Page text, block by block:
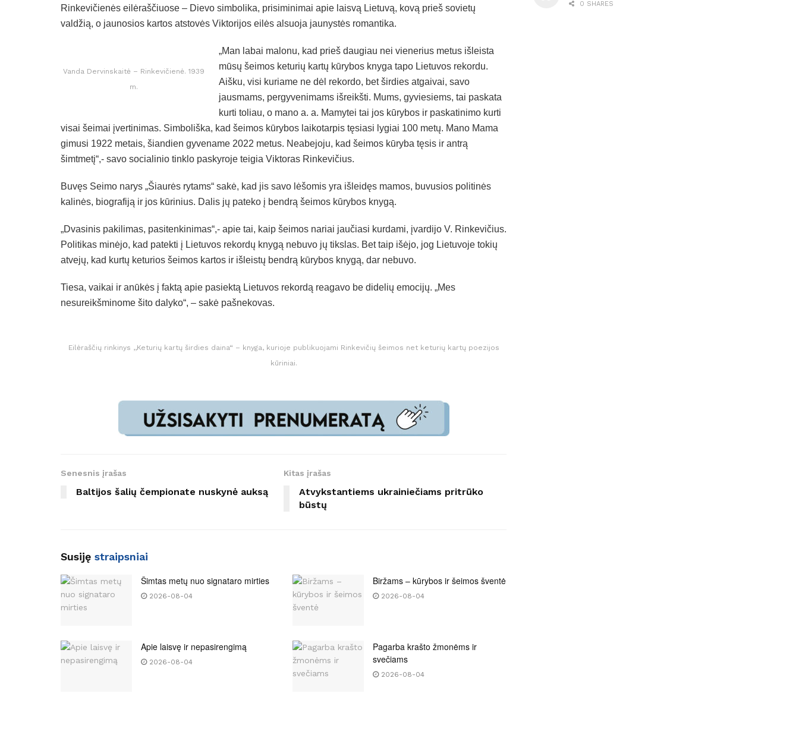
Rinkevičienės eilėraščiuose – Dievo simbolika, prisiminimai apie laisvą Lietuvą, kovą prieš sovietų
valdžią, o jaunosios kartos atstovės Viktorijos eilės alsuoja jaunystės romantika.
Vanda Dervinskaitė – Rinkevičienė. 1939
m.
„Man labai malonu, kad prieš daugiau nei vienerius metus išleista
mūsų šeimos keturių kartų kūrybos knyga tapo Lietuvos rekordu.
Aišku, visi kuriame ne dėl rekordo, bet širdies atgaivai, savo
jausmams, pergyvenimams išreikšti. Mums, gyviesiems, tai paskata
kurti toliau, o mano a. a. Mamytei tai jos kūrybos ir paskatinimo kurti
visai šeimai įvertinimas. Simboliška, kad šeimos kūrybos laikotarpis tęsiasi lygiai 100 metų. Mano Mama
gimusi 1922 metais, šiandien gyvename 2022 metus. Neabejoju, kad šeimos kūryba tęsis ir antrą
šimtmetį“,- savo socialinio tinklo paskyroje teigia Viktoras Rinkevičius.
Buvęs Seimo narys „Šiaurės rytams“ sakė, kad jis savo lėšomis yra išleidęs mamos, buvusios politinės
kalinės, biografiją ir jos kūrinius. Dalis jų pateko į bendrą šeimos kūrybos knygą.
„Dvasinis pakilimas, pasitenkinimas“,- apie tai, kaip šeimos nariai jaučiasi kurdami, įvardijo V. Rinkevičius.
Politikas minėjo, kad patekti į Lietuvos rekordų knygą nebuvo jų tikslas. Bet taip išėjo, jog Lietuvoje tokių
atvejų, kad kurtų keturios šeimos kartos ir išleistų bendrą kūrybos knygą, dar nebuvo.
Tiesa, vaikai ir anūkės į faktą apie pasiektą Lietuvos rekordą reagavo be didelių emocijų. „Mes
nesureikšminome šito dalyko“, – sakė pašnekovas.
Eilėraščių rinkinys ,,Keturių kartų širdies daina“ – knyga, kurioje publikuojami Rinkevičių šeimos net keturių kartų poezijos
kūriniai.
Senesnis įrašas
Baltijos šalių čempionate nuskynė auksą
Kitas įrašas
Atvykstantiems ukrainiečiams pritrūko
būstų
Susiję straipsniai
Šimtas metų nuo signataro mirties
2026-08-04
Biržams – kūrybos ir šeimos šventė
2026-08-04
Apie laisvę ir nepasirengimą
2026-08-04
Pagarba krašto žmonėms ir
svečiams
2026-08-04
0 SHARES